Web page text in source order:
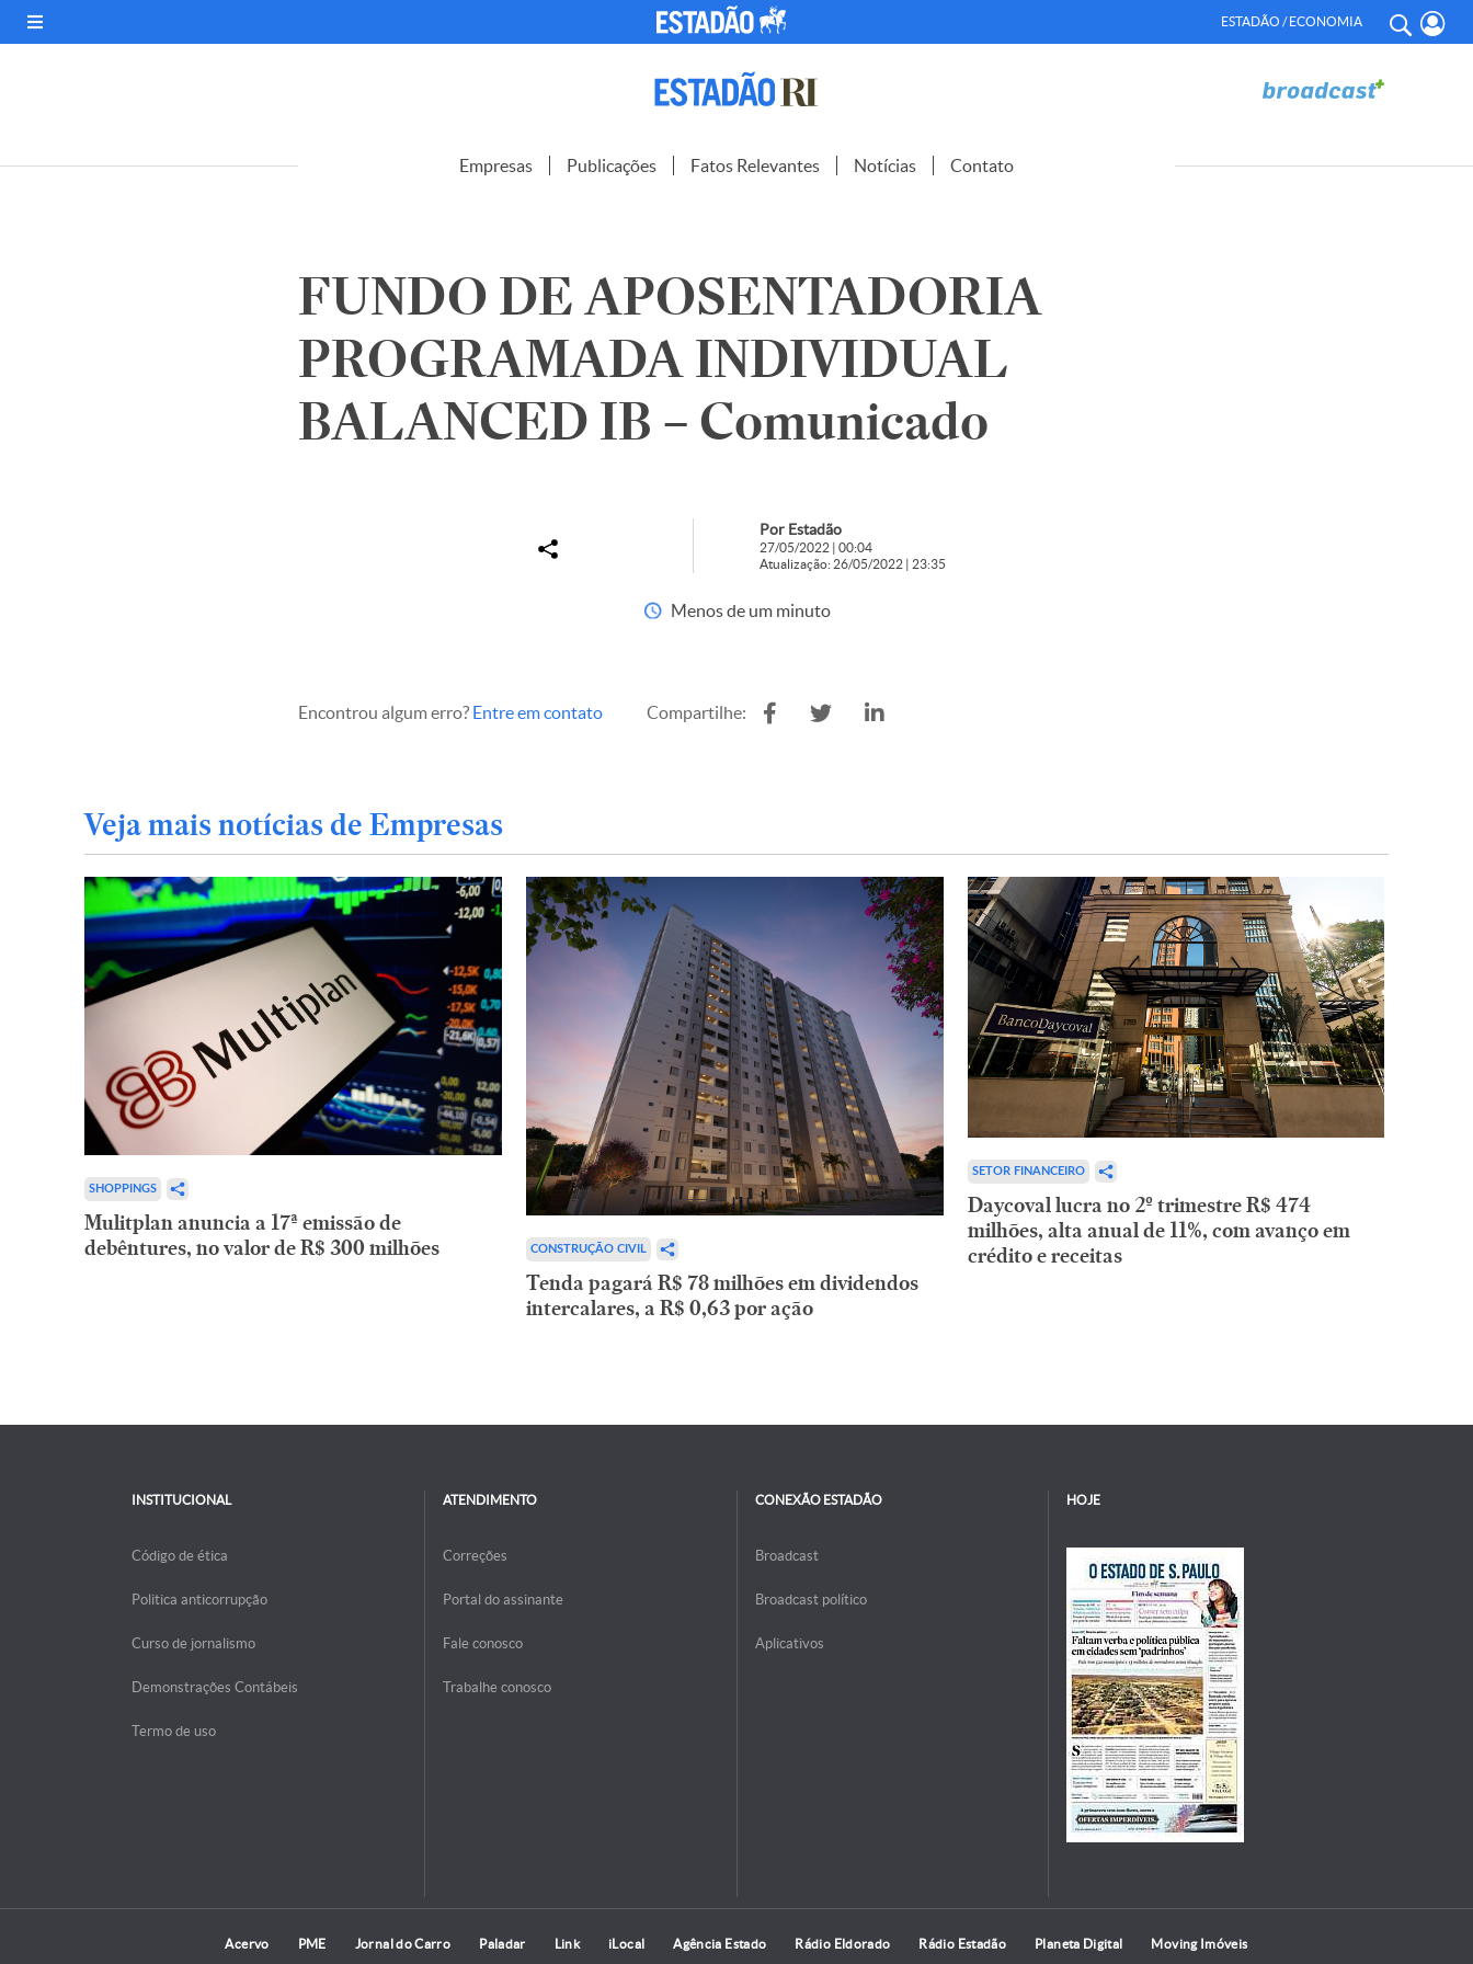
ESTADÃO / ECONOMIA
Empresas Publicações Fatos Relevantes Notícias Contato
FUNDO DE APOSENTADORIA
PROGRAMADA INDIVIDUAL
BALANCED IB – Comunicado
Por Estadão
27/05/2022 | 00:04
Atualização: 26/05/2022 | 23:35
Menos de um minuto
Encontrou algum erro? Entre em contato Compartilhe:
Veja mais notícias de Empresas
SHOPPINGS
Mulitplan anuncia a 17ª emissão de
debêntures, no valor de R$ 300 milhões
CONSTRUÇÃO CIVIL
Tenda pagará R$ 78 milhões em dividendos
intercalares, a R$ 0,63 por ação
SETOR FINANCEIRO
Daycoval lucra no 2º trimestre R$ 474
milhões, alta anual de 11%, com avanço em
crédito e receitas
INSTITUCIONAL
Código de ética
Politica anticorrupção
Curso de jornalismo
Demonstrações Contábeis
Termo de uso
ATENDIMENTO
Correções
Portal do assinante
Fale conosco
Trabalhe conosco
CONEXÃO ESTADÃO
Broadcast
Broadcast político
Aplicativos
HOJE
Acervo PME Jornal do Carro Paladar Link iLocal Agência Estado Rádio Eldorado Rádio Estadão Planeta Digital Moving Imóveis